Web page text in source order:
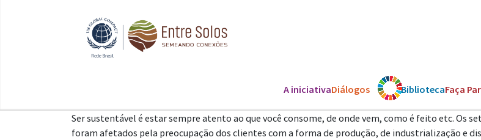
A iniciativaDiálogos Os ODSBibliotecaFaça
Ser sustentável é estar sempre atento ao que você consome, de onde vem, como é feito etc. Os
foram afetados pela preocupação dos clientes com a forma de produção, de industrialização e